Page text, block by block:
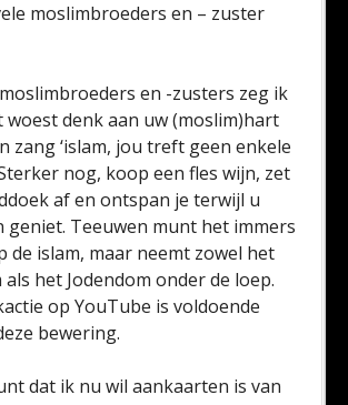
moslimbroeders en – zuster
en -zusters zeg ik
woest denk aan uw (moslim)hart
zang ‘islam, jou treft geen enkele
nog, koop een fles wijn, zet
af en ontspan je terwijl u
geniet. Teeuwen munt het immers
de islam, maar neemt zowel het
het Jodendom onder de loep.
op YouTube is voldoende
bewering.
dat ik nu wil aankaarten is van